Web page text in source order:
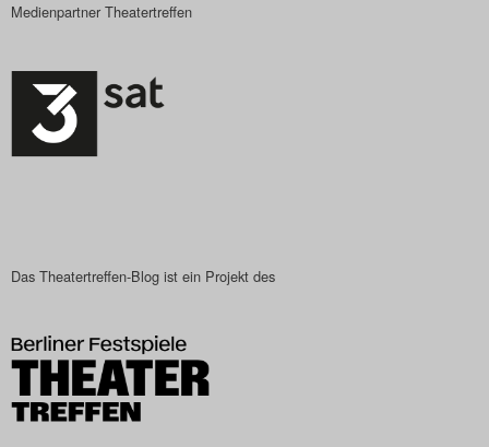
Medienpartner Theatertreffen
Das Theatertreffen-Blog ist ein Projekt des